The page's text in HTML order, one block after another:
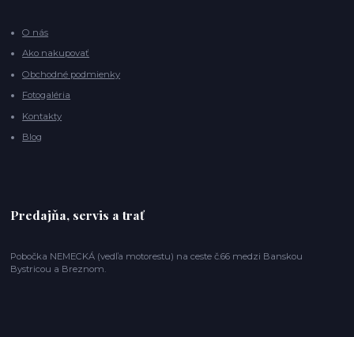
O nás
Ako nakupovať
Obchodné podmienky
Fotogaléria
Kontakty
Blog
Predajňa, servis a trať
Pobočka NEMECKÁ (vedľa motorestu) na ceste č.66 medzi Banskou
Bystricou a Breznom.